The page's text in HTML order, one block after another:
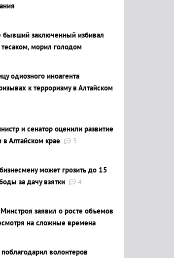
бывший заключенный избивал
морил голодом
одиозного иноагента
к терроризму в Алтайском
и сенатор оценили развитие
Алтайском крае
3
может грозить до 15
за дачу взятки
4
Минстроя заявил о росте объемов
на сложные времена
волонтеров